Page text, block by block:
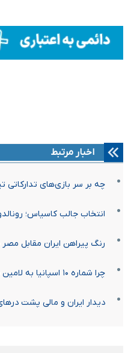
اخبار مرتبط
چه بر سر بازی‌های تدارکاتی
انتخاب جالب کاسیاس؛
رنگ پیراهن ایران مقابل
چرا شماره ۱۰ اسپانیا به لامین یامال نرسید؟
دیدار ایران و مالی پشت